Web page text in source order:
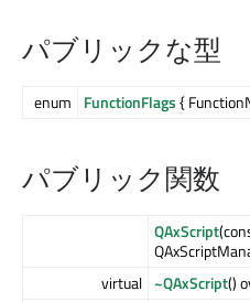
パブリックな型
enum FunctionFlags{
パブリック関数
QAxScript
virtual ~QAxScript()